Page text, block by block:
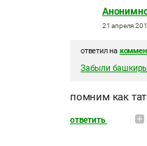
21 апреля
ответил на
Забыли башкиры
помним как
ответить